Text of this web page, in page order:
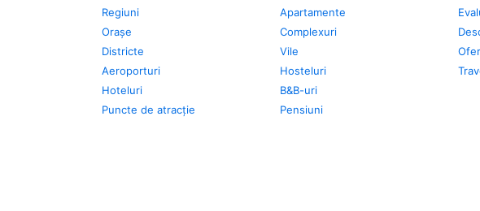
Regiuni
Oraşe
Districte
Aeroporturi
Hoteluri
Puncte de atracţie
Apartamente
Complexuri
Vile
Hosteluri
B&B-uri
Pensiuni